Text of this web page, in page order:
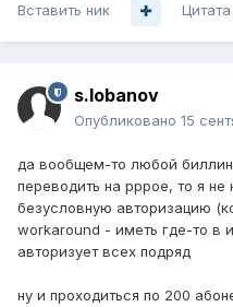
Вставить ник Цитата
s.lobanov
Опубликовано 15
да вообщем-то любой
переводить на pppoe, то я
безусловную авторизацию
workaround - иметь где-то в
авторизует всех подряд
ну и проходиться по 200